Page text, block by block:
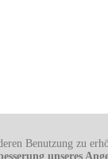
Benutzung zu
unseres